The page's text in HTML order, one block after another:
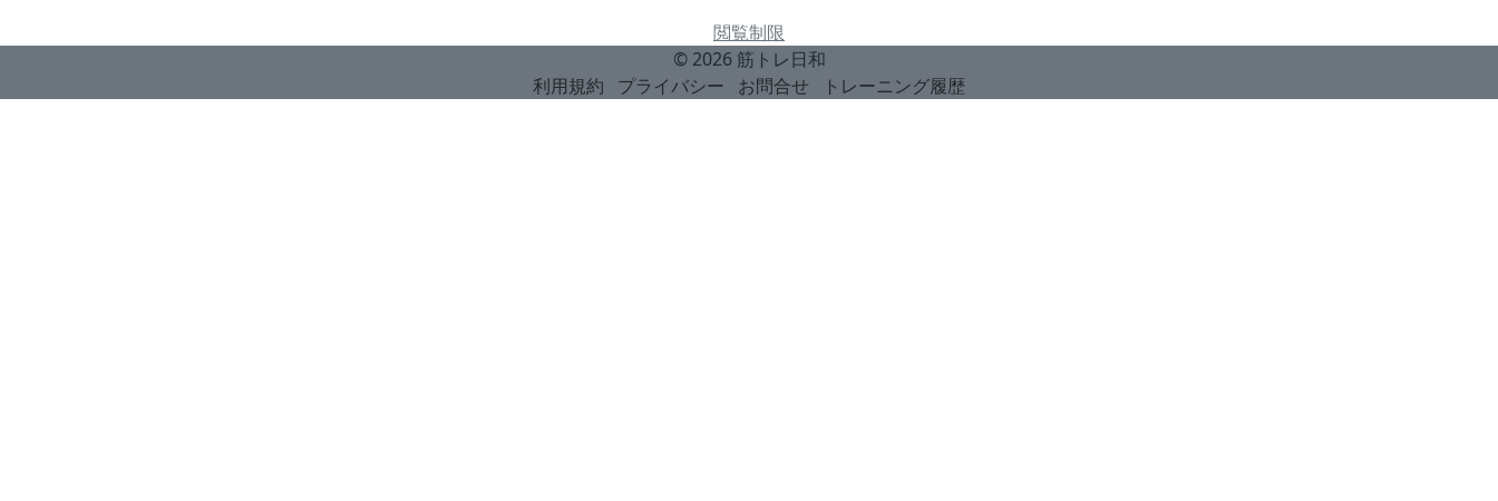
閲覧制限
© 2026 筋トレ日和
利用規約
プライバシー お問合せ トレーニング履歴